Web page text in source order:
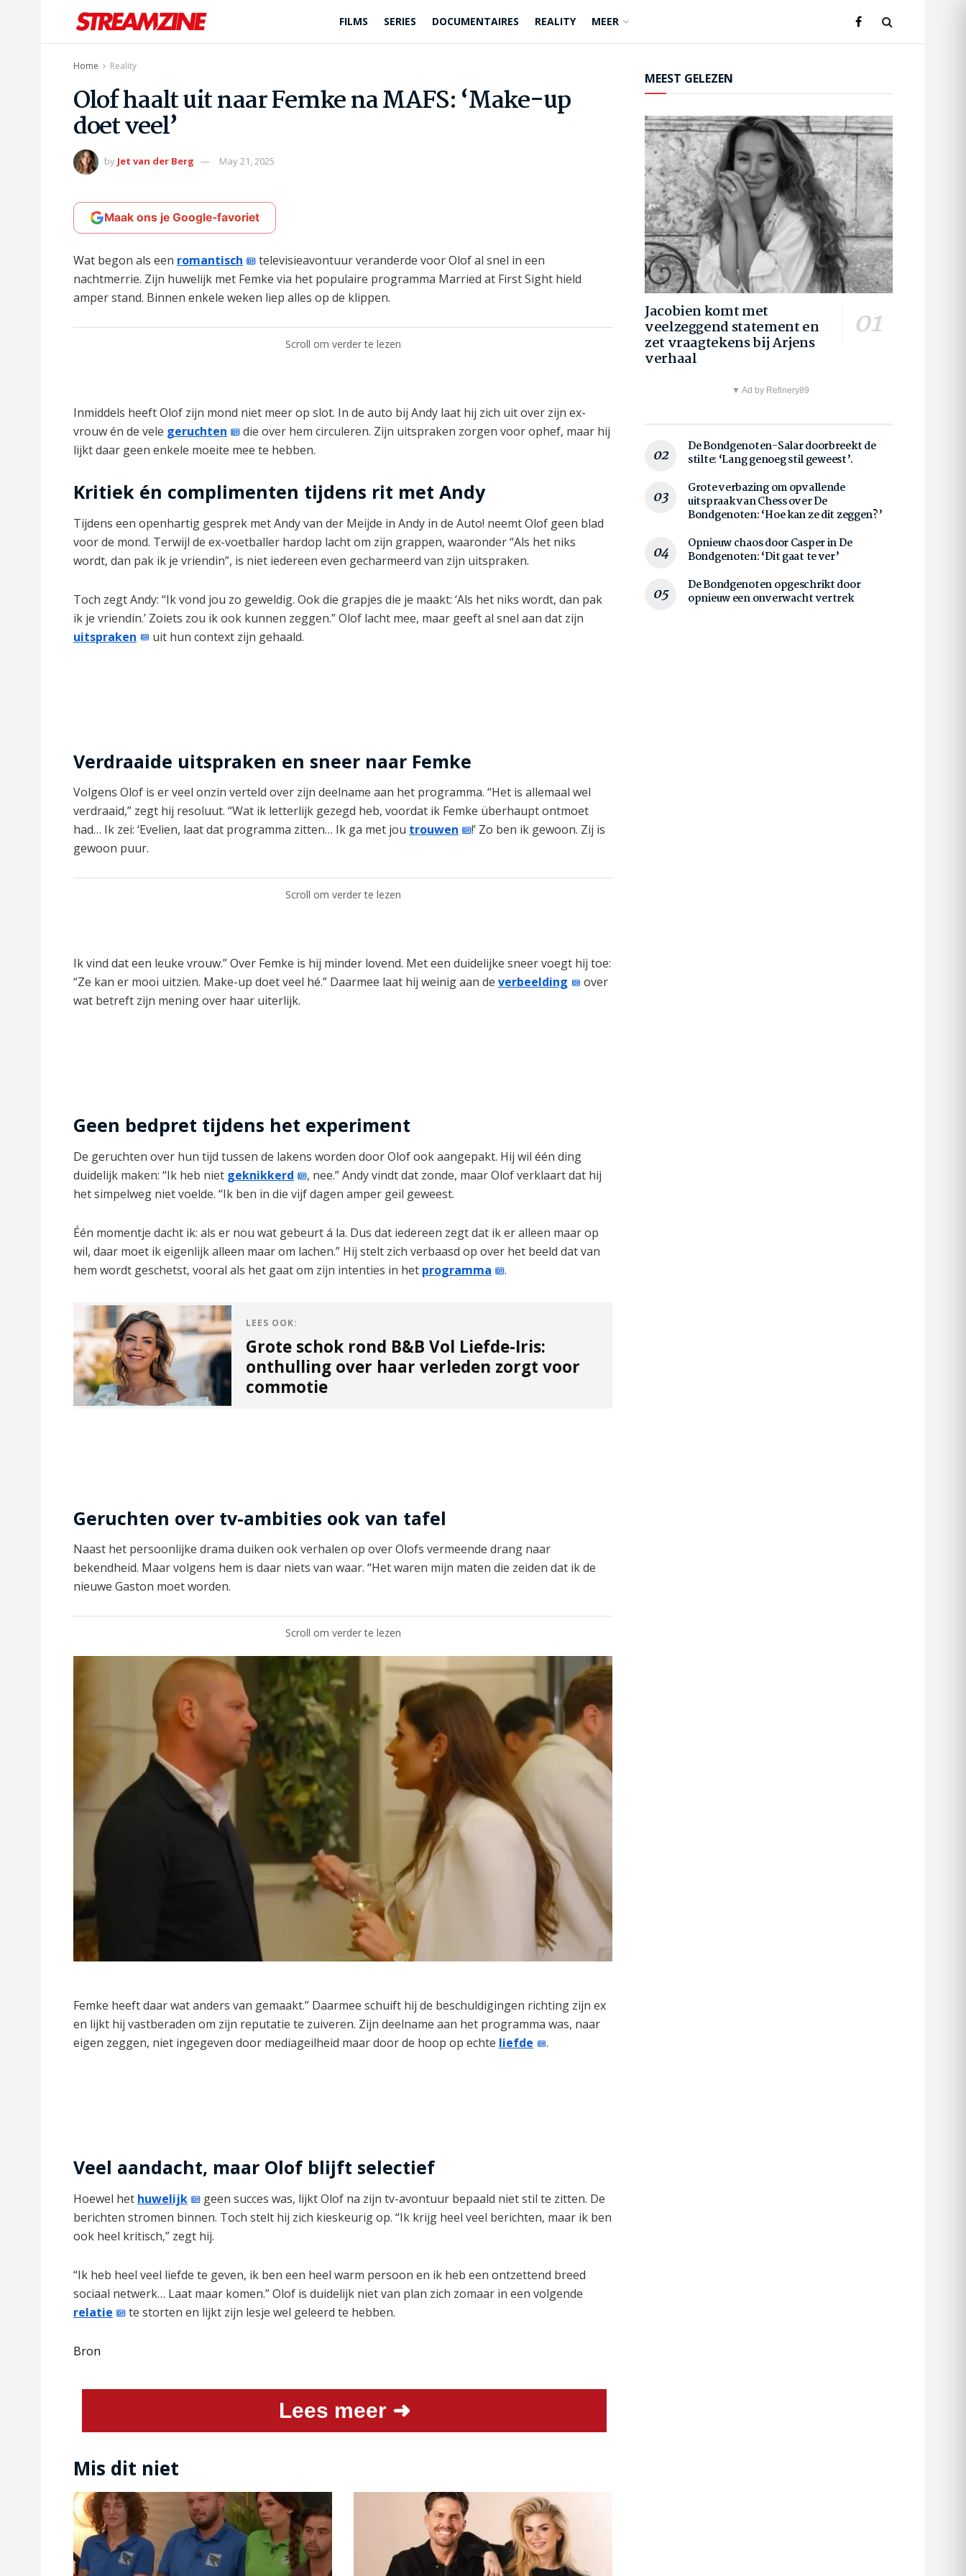
FILMS SERIES DOCUMENTAIRES REALITY MEER
Home Reality
Olof haalt uit naar Femke na MAFS: ‘Make-up
doet veel’
by Jet van der Berg May 21, 2025
Maak ons je Google-favoriet
Wat begon als een romantisch
televisieavontuur veranderde voor Olof al snel in een
nachtmerrie. Zijn huwelijk met Femke via het populaire programma Married at First Sight hield
amper stand. Binnen enkele weken liep alles op de klippen.
Scroll om verder te lezen
Inmiddels heeft Olof zijn mond niet meer op slot. In de auto bij Andy laat hij zich uit over zijn ex-
vrouw én de vele geruchten
die over hem circuleren. Zijn uitspraken zorgen voor ophef, maar hij
lijkt daar geen enkele moeite mee te hebben.
Kritiek én complimenten tijdens rit met Andy
Tijdens een openhartig gesprek met Andy van der Meijde in Andy in de Auto! neemt Olof geen blad
voor de mond. Terwijl de ex-voetballer hardop lacht om zijn grappen, waaronder “Als het niks
wordt, dan pak ik je vriendin”, is niet iedereen even gecharmeerd van zijn uitspraken.
Toch zegt Andy: “Ik vond jou zo geweldig. Ook die grapjes die je maakt: ‘Als het niks wordt, dan pak
ik je vriendin.’ Zoiets zou ik ook kunnen zeggen.” Olof lacht mee, maar geeft al snel aan dat zijn
uitspraken
uit hun context zijn gehaald.
Verdraaide uitspraken en sneer naar Femke
Volgens Olof is er veel onzin verteld over zijn deelname aan het programma. “Het is allemaal wel
verdraaid,” zegt hij resoluut. “Wat ik letterlijk gezegd heb, voordat ik Femke überhaupt ontmoet
had… Ik zei: ‘Evelien, laat dat programma zitten… Ik ga met jou trouwen
!’ Zo ben ik gewoon. Zij is
gewoon puur.
Scroll om verder te lezen
Ik vind dat een leuke vrouw.” Over Femke is hij minder lovend. Met een duidelijke sneer voegt hij toe:
“Ze kan er mooi uitzien. Make-up doet veel hé.” Daarmee laat hij weinig aan de verbeelding
over
wat betreft zijn mening over haar uiterlijk.
Geen bedpret tijdens het experiment
De geruchten over hun tijd tussen de lakens worden door Olof ook aangepakt. Hij wil één ding
duidelijk maken: “Ik heb niet geknikkerd
, nee.” Andy vindt dat zonde, maar Olof verklaart dat hij
het simpelweg niet voelde. “Ik ben in die vijf dagen amper geil geweest.
Één momentje dacht ik: als er nou wat gebeurt á la. Dus dat iedereen zegt dat ik er alleen maar op
wil, daar moet ik eigenlijk alleen maar om lachen.” Hij stelt zich verbaasd op over het beeld dat van
hem wordt geschetst, vooral als het gaat om zijn intenties in het programma .
LEES OOK:
Grote schok rond B&B Vol Liefde-Iris:
onthulling over haar verleden zorgt voor
commotie
Geruchten over tv-ambities ook van tafel
Naast het persoonlijke drama duiken ook verhalen op over Olofs vermeende drang naar
bekendheid. Maar volgens hem is daar niets van waar. “Het waren mijn maten die zeiden dat ik de
nieuwe Gaston moet worden.
Scroll om verder te lezen
Femke heeft daar wat anders van gemaakt.” Daarmee schuift hij de beschuldigingen richting zijn ex
en lijkt hij vastberaden om zijn reputatie te zuiveren. Zijn deelname aan het programma was, naar
eigen zeggen, niet ingegeven door mediageilheid maar door de hoop op echte liefde .
Veel aandacht, maar Olof blijft selectief
Hoewel het huwelijk
geen succes was, lijkt Olof na zijn tv-avontuur bepaald niet stil te zitten. De
berichten stromen binnen. Toch stelt hij zich kieskeurig op. “Ik krijg heel veel berichten, maar ik ben
ook heel kritisch,” zegt hij.
“Ik heb heel veel liefde te geven, ik ben een heel warm persoon en ik heb een ontzettend breed
sociaal netwerk… Laat maar komen.” Olof is duidelijk niet van plan zich zomaar in een volgende
relatie
te storten en lijkt zijn lesje wel geleerd te hebben.
Bron
Lees meer ➜
Mis dit niet
MEEST GELEZEN
Jacobien komt met
veelzeggend statement en
zet vraagtekens bij Arjens
verhaal
▼ Ad by Refinery89
De Bondgenoten-Salar doorbreekt de
stilte: ‘Lang genoeg stil geweest’.
Grote verbazing om opvallende
uitspraak van Chess over De
Bondgenoten: ‘Hoe kan ze dit zeggen?’
Opnieuw chaos door Casper in De
Bondgenoten: ‘Dit gaat te ver’
De Bondgenoten opgeschrikt door
opnieuw een onverwacht vertrek